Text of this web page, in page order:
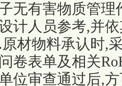
无有害物质管
计人员参考,并
材物料承认时,
卷表单及相关
位审查通过后,